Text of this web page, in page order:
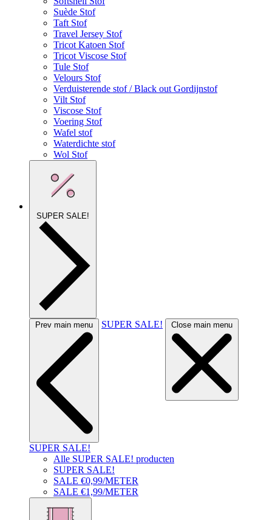
Suède Stof
Taft Stof
Travel Jersey Stof
Tricot Katoen Stof
Tricot Viscose Stof
Tule Stof
Velours Stof
Verduisterende stof / Black out Gordijnstof
Vilt Stof
Viscose Stof
Voering Stof
Wafel stof
Waterdichte stof
Wol Stof
SUPER SALE!
Prev main menu SUPER SALE! Close main menu
SUPER SALE!
Alle SUPER SALE! producten
SUPER SALE!
SALE €0,99/METER
SALE €1,99/METER